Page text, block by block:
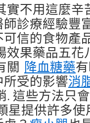
實不用這麼
診療經驗豐
信的食物產
效果藥品五花
關 降血糖藥
受的影響消
. 這些方法只
星提供許多